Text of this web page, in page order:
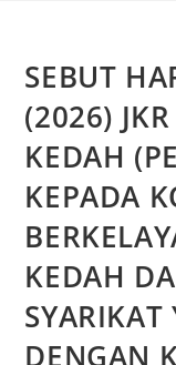
SEBUT
(2026)
KEDAH
KEPADA
KEDAH
SYARIKAT
DENGAN